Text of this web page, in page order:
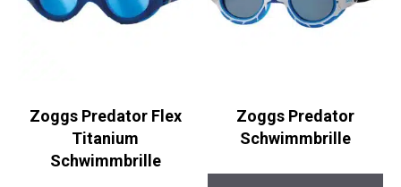
Zoggs Predator Flex
Titanium
Schwimmbrille
Zoggs Predator
Schwimmbrille